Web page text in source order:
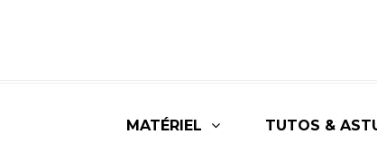
MATÉRIEL TUTOS &